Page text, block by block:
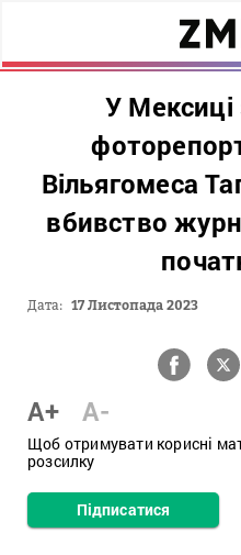
У Мексиці
Вільягомеса
вбивство
Дата: 17 Листопада 2023
A+ A-
Щоб отримувати корисні
розсилку
Підписатися